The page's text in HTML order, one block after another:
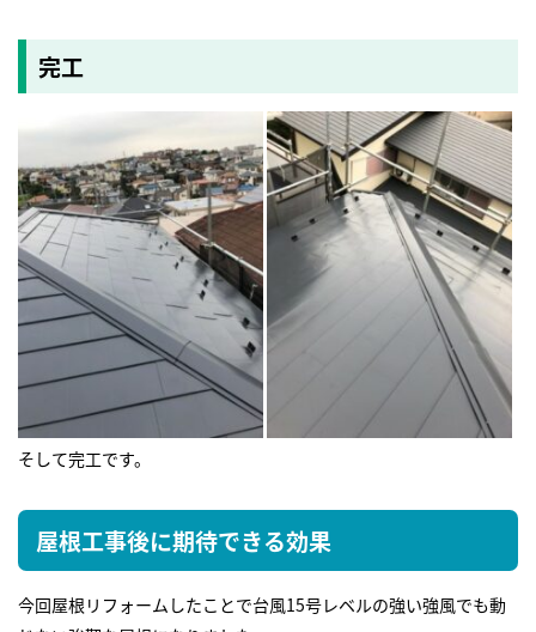
完工
そして完工です。
屋根工事後に期待できる効果
今回屋根リフォームしたことで台風15号レベルの強い強風でも動